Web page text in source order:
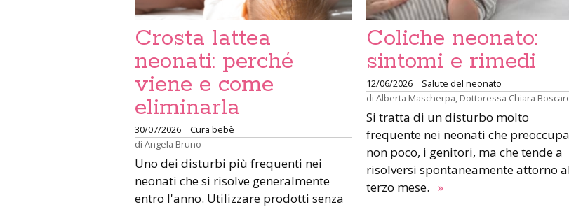
Crosta lattea
neonati: perché
viene e come
eliminarla
30/07/2026
Cura bebè
di Angela Bruno
Uno dei disturbi più frequenti nei
neonati che si risolve generalmente
entro l'anno. Utilizzare prodotti senza
Coliche neonato:
sintomi e rimedi
12/06/2026
Salute del neonato
di Alberta Mascherpa, Dottoressa Chiara
Si tratta di un disturbo molto
frequente nei neonati che
non poco, i genitori, ma che tende a
risolversi spontaneamente attorno
terzo mese. »